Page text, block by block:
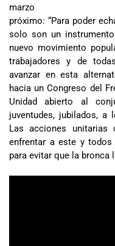
marzo
próximo: “Para poder
solo son un
nuevo movimiento
trabajadores y de
avanzar en esta
hacia un Congreso del
Unidad abierto al
juventudes, jubilados, a
Las acciones
enfrentar a este y
para evitar que la bronca